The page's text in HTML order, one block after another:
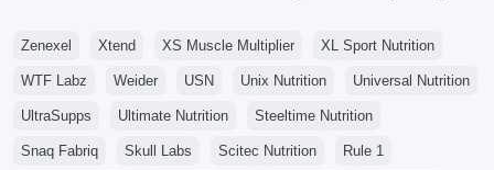
Zenexel Xtend XS Muscle Multiplier XL Sport Nutrition
WTF Labz Weider USN Unix Nutrition Universal Nutrition
UltraSupps Ultimate Nutrition Steeltime Nutrition
Snaq Fabriq Skull Labs Scitec Nutrition Rule 1